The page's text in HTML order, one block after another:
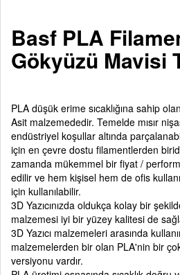
Basf PLA
Gökyüzü Mavisi
PLA düşük erime sıcaklığına sahip
Asit malzemededir. Temelde mısır
endüstriyel koşullar altında
için en çevre dostu filamentlerden
zamanda mükemmel bir fiyat /
edilir ve hem kişisel hem de ofis
için kullanılabilir.
3D Yazıcınızda oldukça kolay bir
malzemesi iyi bir yüzey kalitesi de
3D Yazıcı malzemeleri arasında
malzemelerden bir olan PLA'nin bir
versiyonu vardır.